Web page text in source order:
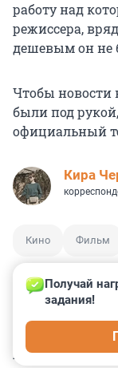
работу над
режиссера,
дешевым он не
Чтобы новости
были под
официальный
Кира
Кино Фильм
Получай
задания!